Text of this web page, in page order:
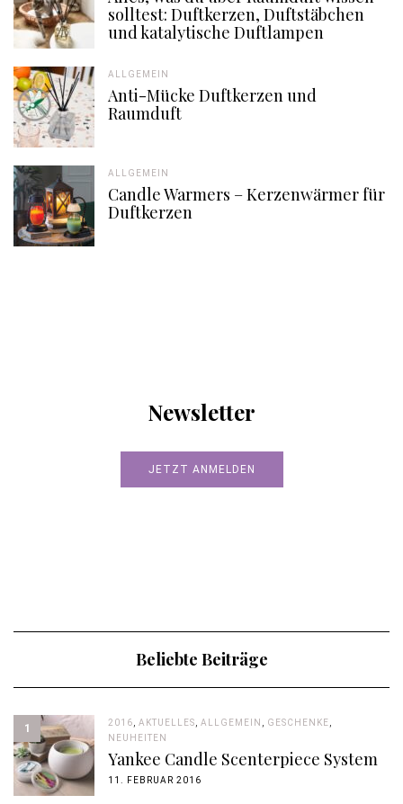
solltest: Duftkerzen, Duftstäbchen
und katalytische Duftlampen
ALLGEMEIN
Anti-Mücke Duftkerzen und
Raumduft
ALLGEMEIN
Candle Warmers – Kerzenwärmer für
Duftkerzen
Newsletter
JETZT ANMELDEN
Beliebte Beiträge
1 2016 AKTUELLES ALLGEMEIN GESCHENKE
NEUHEITEN
Yankee Candle Scenterpiece System
11. FEBRUAR 2016